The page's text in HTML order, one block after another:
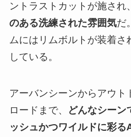
ントラストカットが施され、
のある洗練された雰囲気だ
ムにはリムボルトが装着さ
している。
アーバンシーンからアウト
ロードまで、
どんなシーン
ッシュかつワイルドに彩